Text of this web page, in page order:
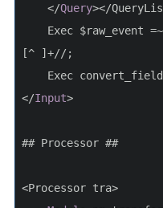
</Query></
Exec $raw_event
[^ ]+//;
Exec
</Input>
## Processor ##
<Processor tra>